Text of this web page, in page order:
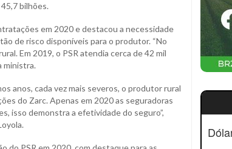
bilhões.
em 2020 e destacou a necessidade
de risco disponíveis para o produtor. “No
Em 2019, o PSR atendia cerca de 42 mil
ministra.
anos, cada vez mais severos, o produtor rural
do Zarc. Apenas em 2020 as seguradoras
isso demonstra a efetividade do seguro”,